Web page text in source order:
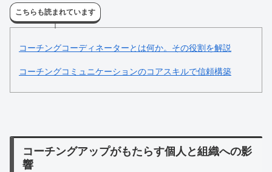
こちらも読まれています
コーチングコーディネーターとは何か。その役割を解説
コーチングコミュニケーションのコアスキルで信頼構築
コーチングアップがもたらす個人と組織への影
響